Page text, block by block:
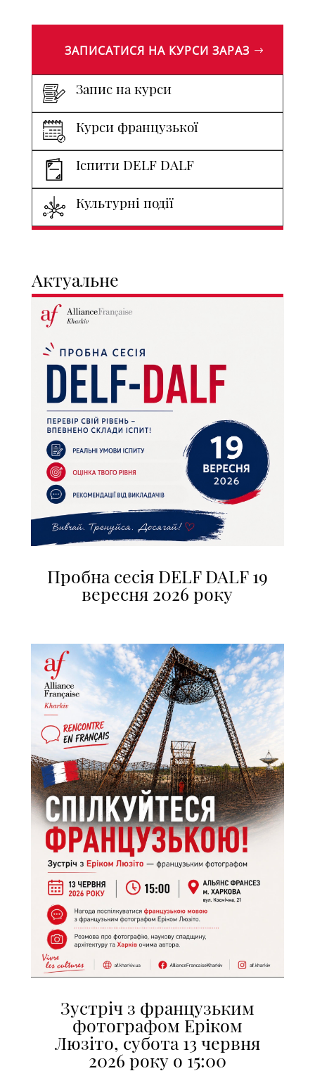
ЗАПИСАТИСЯ НА КУРСИ ЗАРАЗ
Запис на курси
Курси французької
Іспити DELF DALF
Культурні події
Актуальне
Пробна сесія DELF DALF 19
вересня 2026 року
Зустріч з французьким
фотографом Еріком
Люзіто, субота 13 червня
2026 року о 15:00